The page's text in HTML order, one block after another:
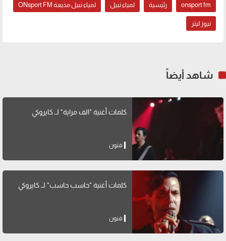
onsport fm رئيسية لمياء نبيل لمياء نبيل مذيعة ONsport FM
نيوز ليتر
شاهد أيضاً
كلمات أغنية "الف مراية" لــ كايروكي
فنون
كلمات أغنية "حاسب حاسب" لــ كايروكي
فنون